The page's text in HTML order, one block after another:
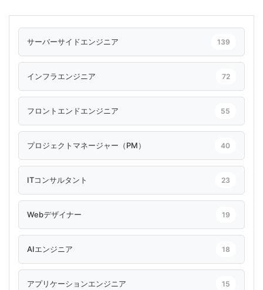
サーバーサイドエンジニア 139
インフラエンジニア 72
フロントエンドエンジニア 55
プロジェクトマネージャー（PM） 40
ITコンサルタント 23
Webデザイナー 19
AIエンジニア 18
アプリケーションエンジニア 15